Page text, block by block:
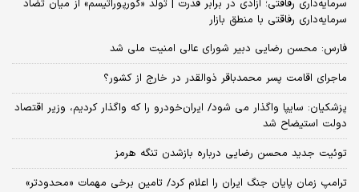
سرمایه‌داری رفاقتی؛ آزادی در برابر قدرت | تولد «کورپوراتیسم» از میان تضاد
سرمایه‌داری رفاقتی با منطق بازار
فارس: محسن رضایی دبیر شورای عالی امنیت ملی شد
ماجرای اقامت پسر محمدباقر ذوالقدر در خارج از کشور؟
پزشکیان: سایپا واگذار می شود/ ایران‌خودرو را که واگذار کردیم، وزیر اقتصاد
دولت استیضاح شد
توئیت جدید محسن رضایی درباره بازشدن تنگه هرمز
ترامپ زمان پایان جنگ ایران را اعلام کرد/ تامین برخی مهمات «محدودتر»